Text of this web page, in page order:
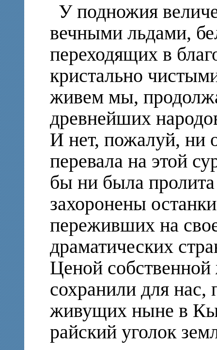
У подножия
вечными льдами,
переходящих в
кристально
живем мы,
древнейших
И нет, пожалуй, ни
перевала на этой
бы ни была
захоронены
переживших на
драматических
Ценой
сохранили для нас,
живущих ныне в
райский уголок